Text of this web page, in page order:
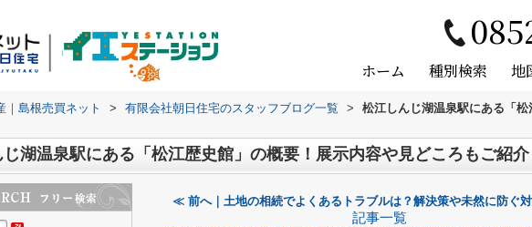
ホーム 種別検索 地
｜島根売買ネット > 有限会社朝日住宅のスタッフブログ一覧 >
松江しんじ湖温泉駅にある「
湖温泉駅にある「松江歴史館」の概要！展示内容や見どころもご紹介
≪ 前へ｜土地の相続でよくあるトラブルは？解決策や未然に防ぐ
記事一覧